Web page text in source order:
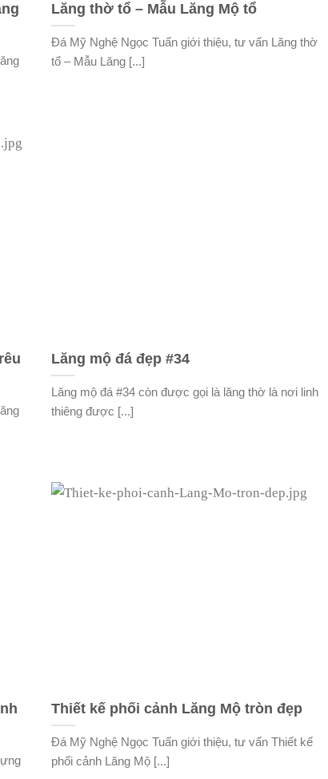
Lăng thờ tổ – Mẫu Lăng Mộ tổ
Đá Mỹ Nghệ Ngọc Tuấn giới thiệu, tư vấn Lăng thờ
tổ – Mẫu Lăng [...]
Lăng mộ đá đẹp #34
Lăng mộ đá #34 còn được gọi là lăng thờ là nơi linh
thiêng được [...]
Thiết kế phối cảnh Lăng Mộ tròn đẹp
Đá Mỹ Nghệ Ngọc Tuấn giới thiệu, tư vấn Thiết kế
phối cảnh Lăng Mộ [...]